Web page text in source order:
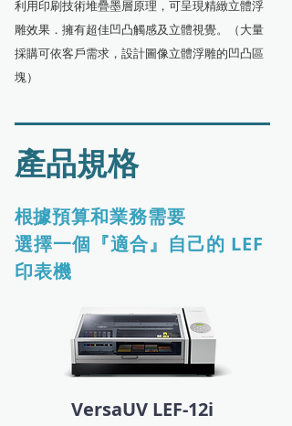
利用印刷技術堆疊墨層原理，可呈現精緻立體浮
雕效果．擁有超佳凹凸觸感及立體視覺。（大量
採購可依客戶需求，設計圖像立體浮雕的凹凸區
塊）
產品規格
根據預算和業務需要
選擇一個『適合』自己的 LEF
印表機
VersaUV LEF-12i